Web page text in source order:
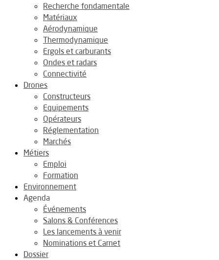
Recherche fondamentale
Matériaux
Aérodynamique
Thermodynamique
Ergols et carburants
Ondes et radars
Connectivité
Drones
Constructeurs
Equipements
Opérateurs
Réglementation
Marchés
Métiers
Emploi
Formation
Environnement
Agenda
Événements
Salons & Conférences
Les lancements à venir
Nominations et Carnet
Dossier